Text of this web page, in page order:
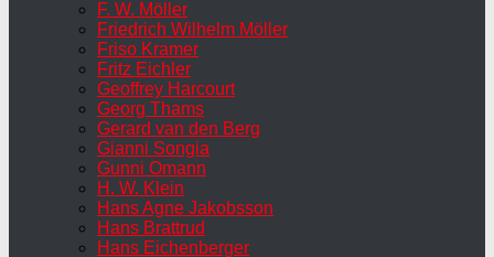
F. W. Möller
Friedrich Wilhelm Möller
Friso Kramer
Fritz Eichler
Geoffrey Harcourt
Georg Thams
Gerard van den Berg
Gianni Songia
Gunni Omann
H. W. Klein
Hans Agne Jakobsson
Hans Brattrud
Hans Eichenberger